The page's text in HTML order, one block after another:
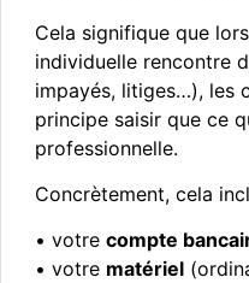
Cela signifique que
individuelle rencontre
impayés, litiges…), les
principe saisir que ce
professionnelle.
Concrètement, cela
• votre compte
• votre matériel